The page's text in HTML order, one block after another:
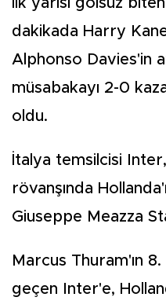
dakikada Harry
Alphonso Davies'in
müsabakayı 2-0
oldu.
İtalya temsilcisi
rövanşında
Giuseppe Meazza
Marcus Thuram'ın
geçen Inter'e,